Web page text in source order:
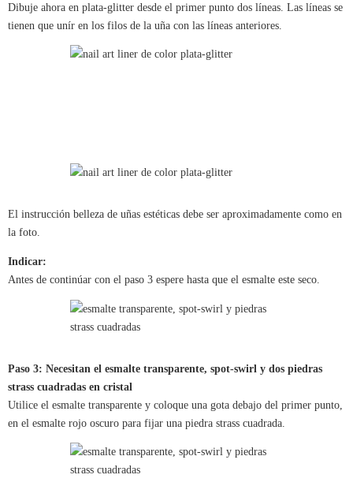
Dibuje ahora en plata-glitter desde el primer punto dos líneas. Las líneas se
tienen que unír en los filos de la uña con las líneas anteriores.
El instrucción belleza de uñas estéticas debe ser aproximadamente como en
la foto.
Indicar:
Antes de continúar con el paso 3 espere hasta que el esmalte este seco.
Paso 3: Necesitan el esmalte transparente, spot-swirl y dos piedras
strass cuadradas en cristal
Utilice el esmalte transparente y coloque una gota debajo del primer punto,
en el esmalte rojo oscuro para fijar una piedra strass cuadrada.